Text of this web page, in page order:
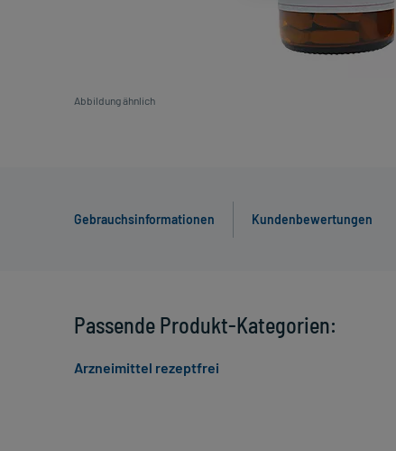
Abbildung ähnlich
Gebrauchsinformationen Kundenbewertungen
Passende Produkt-Kategorien:
Arzneimittel rezeptfrei